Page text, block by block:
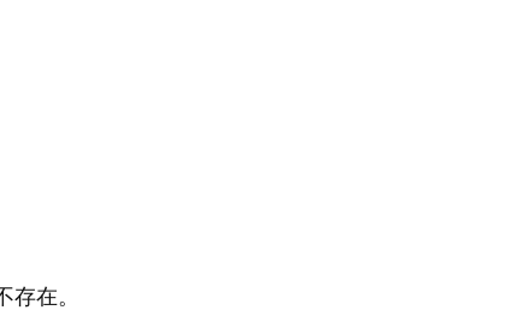
在。